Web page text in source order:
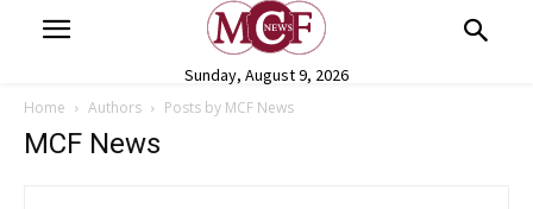
Sunday, August 9, 2026
Home Authors Posts by MCF News
MCF News